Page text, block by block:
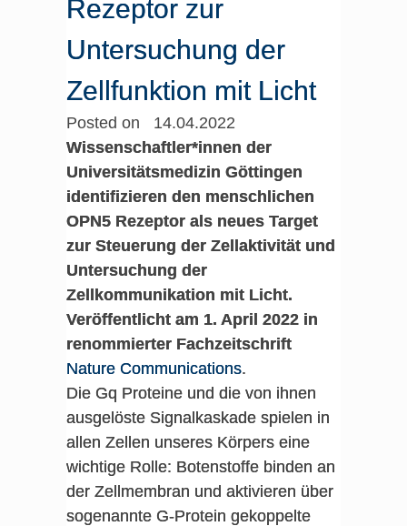
Rezeptor zur
Untersuchung der
Zellfunktion mit Licht
Posted on 14.04.2022
Wissenschaftler*innen der
Universitätsmedizin Göttingen
identifizieren den menschlichen
OPN5 Rezeptor als neues Target
zur Steuerung der Zellaktivität und
Untersuchung der
Zellkommunikation mit Licht.
Veröffentlicht am 1. April 2022 in
renommierter Fachzeitschrift
Nature Communications.
Die Gq Proteine und die von ihnen
ausgelöste Signalkaskade spielen in
allen Zellen unseres Körpers eine
wichtige Rolle: Botenstoffe binden an
der Zellmembran und aktivieren über
sogenannte G-Protein gekoppelte